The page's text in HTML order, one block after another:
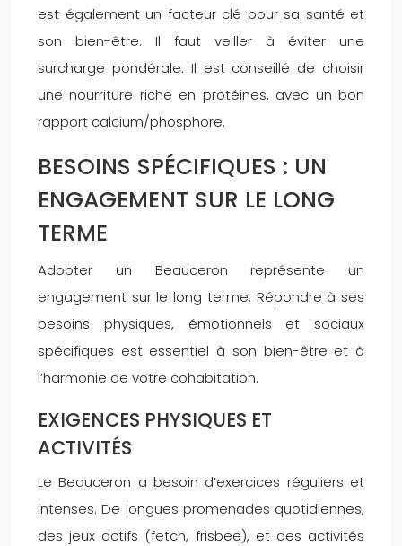
est également un facteur clé pour sa santé et
son bien-être. Il faut veiller à éviter une
surcharge pondérale. Il est conseillé de choisir
une nourriture riche en protéines, avec un bon
rapport calcium/phosphore.
BESOINS SPÉCIFIQUES : UN
ENGAGEMENT SUR LE LONG
TERME
Adopter un Beauceron représente un
engagement sur le long terme. Répondre à ses
besoins physiques, émotionnels et sociaux
spécifiques est essentiel à son bien-être et à
l’harmonie de votre cohabitation.
EXIGENCES PHYSIQUES ET
ACTIVITÉS
Le Beauceron a besoin d’exercices réguliers et
intenses. De longues promenades quotidiennes,
des jeux actifs (fetch, frisbee), et des activités